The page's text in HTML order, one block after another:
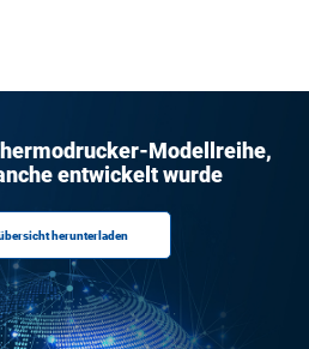
Modellreihe,
entwickelt wurde
herunterladen